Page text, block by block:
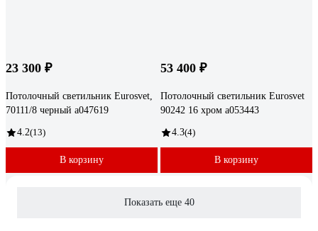
23 300 ₽
Потолочный светильник Eurosvet,
70111/8 черный a047619
4.2(13)
В корзину
53 400 ₽
Потолочный светильник Eurosvet
90242 16 хром a053443
4.3(4)
В корзину
Показать еще 40